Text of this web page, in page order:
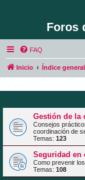
Foros
FAQ
Inicio Índice general
Gestión de la
Consejos
coordinación de
Temas: 123
Seguridad en
Como prevenir
Temas: 108